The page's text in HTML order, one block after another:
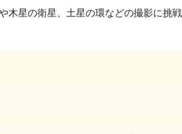
木星の衛星、土星の環などの撮影に挑